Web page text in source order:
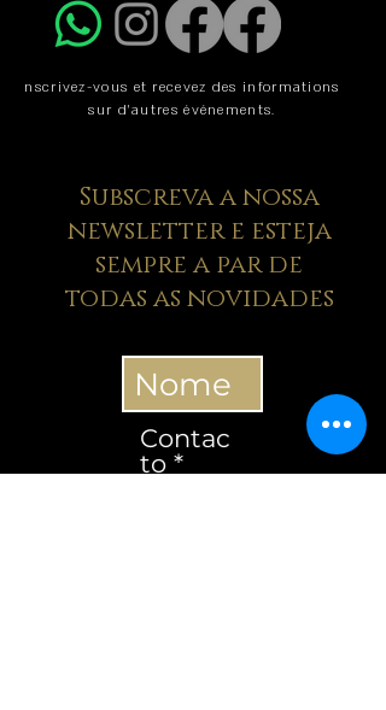
nscrivez-vous et recevez des informations
sur d'autres événements.
Subscreva a nossa
newsletter e esteja
sempre a par de
todas as novidades
Contac
to